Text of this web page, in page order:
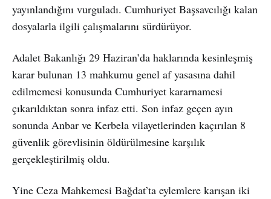
yayınlandığını vurguladı. Cumhuriyet Başsavcılığı kalan
dosyalarla ilgili çalışmalarını sürdürüyor.
Adalet Bakanlığı 29 Haziran’da haklarında kesinleşmiş
karar bulunan 13 mahkumu genel af yasasına dahil
edilmemesi konusunda Cumhuriyet kararnamesi
çıkarıldıktan sonra infaz etti. Son infaz geçen ayın
sonunda Anbar ve Kerbela vilayetlerinden kaçırılan 8
güvenlik görevlisinin öldürülmesine karşılık
gerçekleştirilmiş oldu.
Yine Ceza Mahkemesi Bağdat’ta eylemlere karışan iki